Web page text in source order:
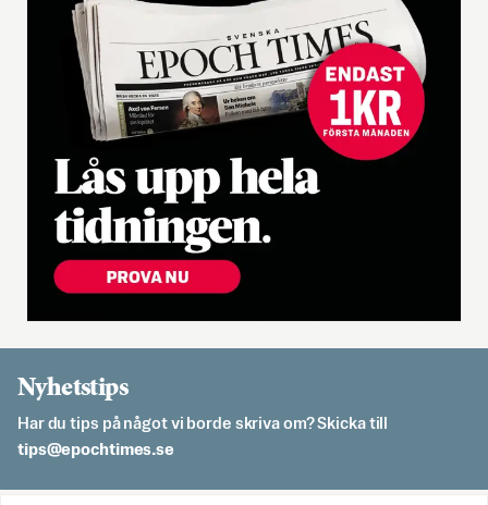
Nyhetstips
Har du tips på något vi borde skriva om? Skicka till
es.semithcope@spit